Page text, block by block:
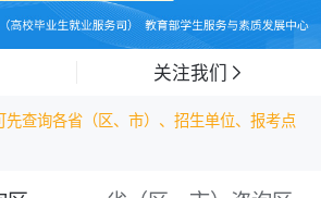
关注我们
查询各省（区、市）、招生单位、报考点